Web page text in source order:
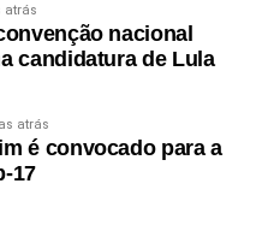
atrás
nacional
candidatura de Lula
atrás
é convocado para a
17